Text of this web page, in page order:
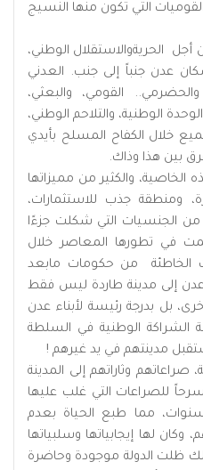
التي تكون منها النسيج
الحريةوالاستقلال الوطني،
عدن جنباً إلى جنب. العدني
القومي، والبعثي،
الوطنية، والتلاحم الوطني،
خلال الكفاح المسلح بأيدي
بين هذا وذاك.
والكثير من مميزاتها
ومنطقة جذب للاستثمارات،
من الجنسيات التي شكلت جزءًا
في تطورها المعاصر خلال
الخاطئة من حكومات مابعد
التي حولت عدن إلى مدينة طاردة ليس فقط
بل بدرجة رئيسة لأبناء عدن
الشراكة الوطنية في السلطة
مدينتهم في يد غيرهم !
وثاراتهم إلى المدينة
للصراعات التي غلب عليها
مما طبع الحياة بعدم
وكان لها إيجابياتها وسلبياتها
ظلت الدولة موجودة وحاضرة